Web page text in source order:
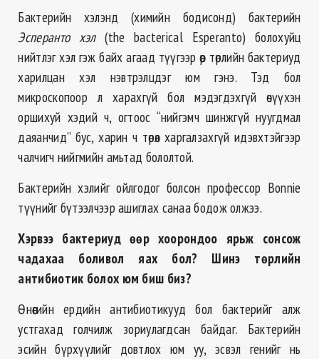
Бактерийн хэлэнд (химийн бодисонд) бактерийн
Эсперанто хэл(the bacterical Esperanto) болохуйц
нийтлэг хэл гэж байх агаад түүгээр өөр төрлийн бактериуд
харилцан хэл нэвтрэлцдэг юм гэнэ. Тэд бол
микроскопоор л харахгүй бол мэдэгдэхгүй өчүүхэн
оршихуй хэдий ч, огтоос “нийгэмч шинжгүй нуугдмал
даяанчид” бус, харин ч төрөл харгалзахгүй идэвхтэйгээр
чалчигч нийгмийн амьтад бололтой.
Бактерийн хэлийг ойлгодог болсон профессор Bonnie
түүнийг бүтээлчээр ашиглах санаа бодож олжээ.
Хэрвээ бактериуд өөр хоорондоо ярьж сонсож
чадахаа боливол яах бол? Шинэ төрлийн
антибиотик болох юм биш биз?
Өнөөгийн ердийн антибиотикууд бол бактерийг алж
устгахад голчилж зориулагдсан байдаг. Бактерийн
эсийн бүрхүүлийг довтлох юм уу, эсвэл генийг нь